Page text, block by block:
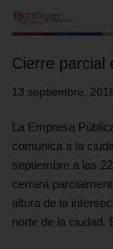
Cierre parcial
13 septiembre,
La Empresa
comunica a la
septiembre a las
cerrará
altura de la
norte de la ciudad.